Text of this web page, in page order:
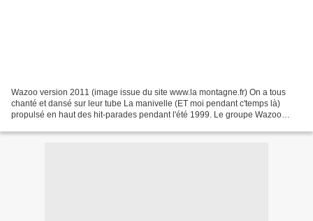
Wazoo version 2011 (image issue du site www.la montagne.fr) On a tous
chanté et dansé sur leur tube La manivelle (ET moi pendant c'temps là)
propulsé en haut des hit-parades pendant l'été 1999. Le groupe Wazoo